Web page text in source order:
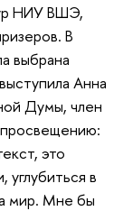
НИУ ВШЭ,
В
выбрана
Анна
Думы, член
это
в
мир. Мне бы